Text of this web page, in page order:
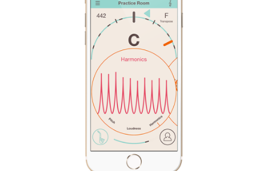
Localizador de Tiendas
Redes Sociales
Acerca de KORG